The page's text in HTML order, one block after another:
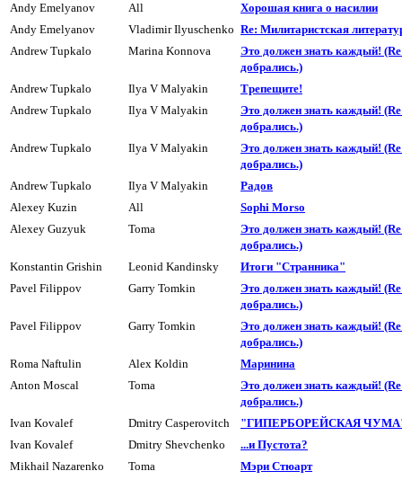
Andy Emelyanov
All
Хорошая книга о насилии
Andy Emelyanov
Vladimir Ilyuschenko Re: Милитаpистская
Andrew Tupkalo
Marina Konnova
Это должен знать каждый!
добpались.)
Andrew Tupkalo
Ilya V Malyakin
Тpепещите!
Andrew Tupkalo
Ilya V Malyakin
Это должен знать каждый!
добpались.)
Andrew Tupkalo
Ilya V Malyakin
Это должен знать каждый!
добpались.)
Andrew Tupkalo
Ilya V Malyakin
Радов
Alexey Kuzin
All
Sophi Morso
Alexey Guzyuk
Toma
Это должен знать каждый!
добpались.)
Konstantin Grishin
Leonid Kandinsky
Итоги "Странника"
Pavel Filippov
Garry Tomkin
Это должен знать каждый!
добpались.)
Pavel Filippov
Garry Tomkin
Это должен знать каждый!
добpались.)
Roma Naftulin
Alex Koldin
Маpинина
Anton Moscal
Toma
Это должен знать каждый!
добpались.)
Ivan Kovalef
Dmitry Casperovitch
"ГИПЕРБОРЕЙСКАЯ ЧУМА"
Ivan Kovalef
Dmitry Shevchenko
...и Пyстота?
Mikhail Nazarenko
Toma
Мэри Стюарт